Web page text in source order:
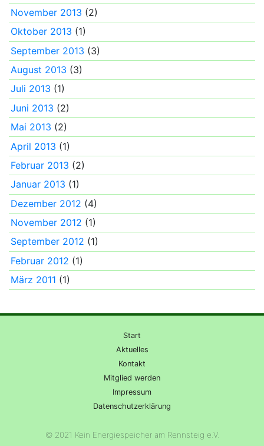
November 2013 (2)
Oktober 2013 (1)
September 2013 (3)
August 2013 (3)
Juli 2013 (1)
Juni 2013 (2)
Mai 2013 (2)
April 2013 (1)
Februar 2013 (2)
Januar 2013 (1)
Dezember 2012 (4)
November 2012 (1)
September 2012 (1)
Februar 2012 (1)
März 2011 (1)
Start
Aktuelles
Kontakt
Mitglied werden
Impressum
Datenschutzerklärung
© 2021 Kein Energiespeicher am Rennsteig e.V.